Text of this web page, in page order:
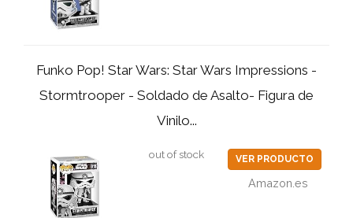
Funko Pop! Star Wars: Star Wars Impressions -
Stormtrooper - Soldado de Asalto- Figura de
Vinilo...
out of stock VER PRODUCTO
Amazon.es